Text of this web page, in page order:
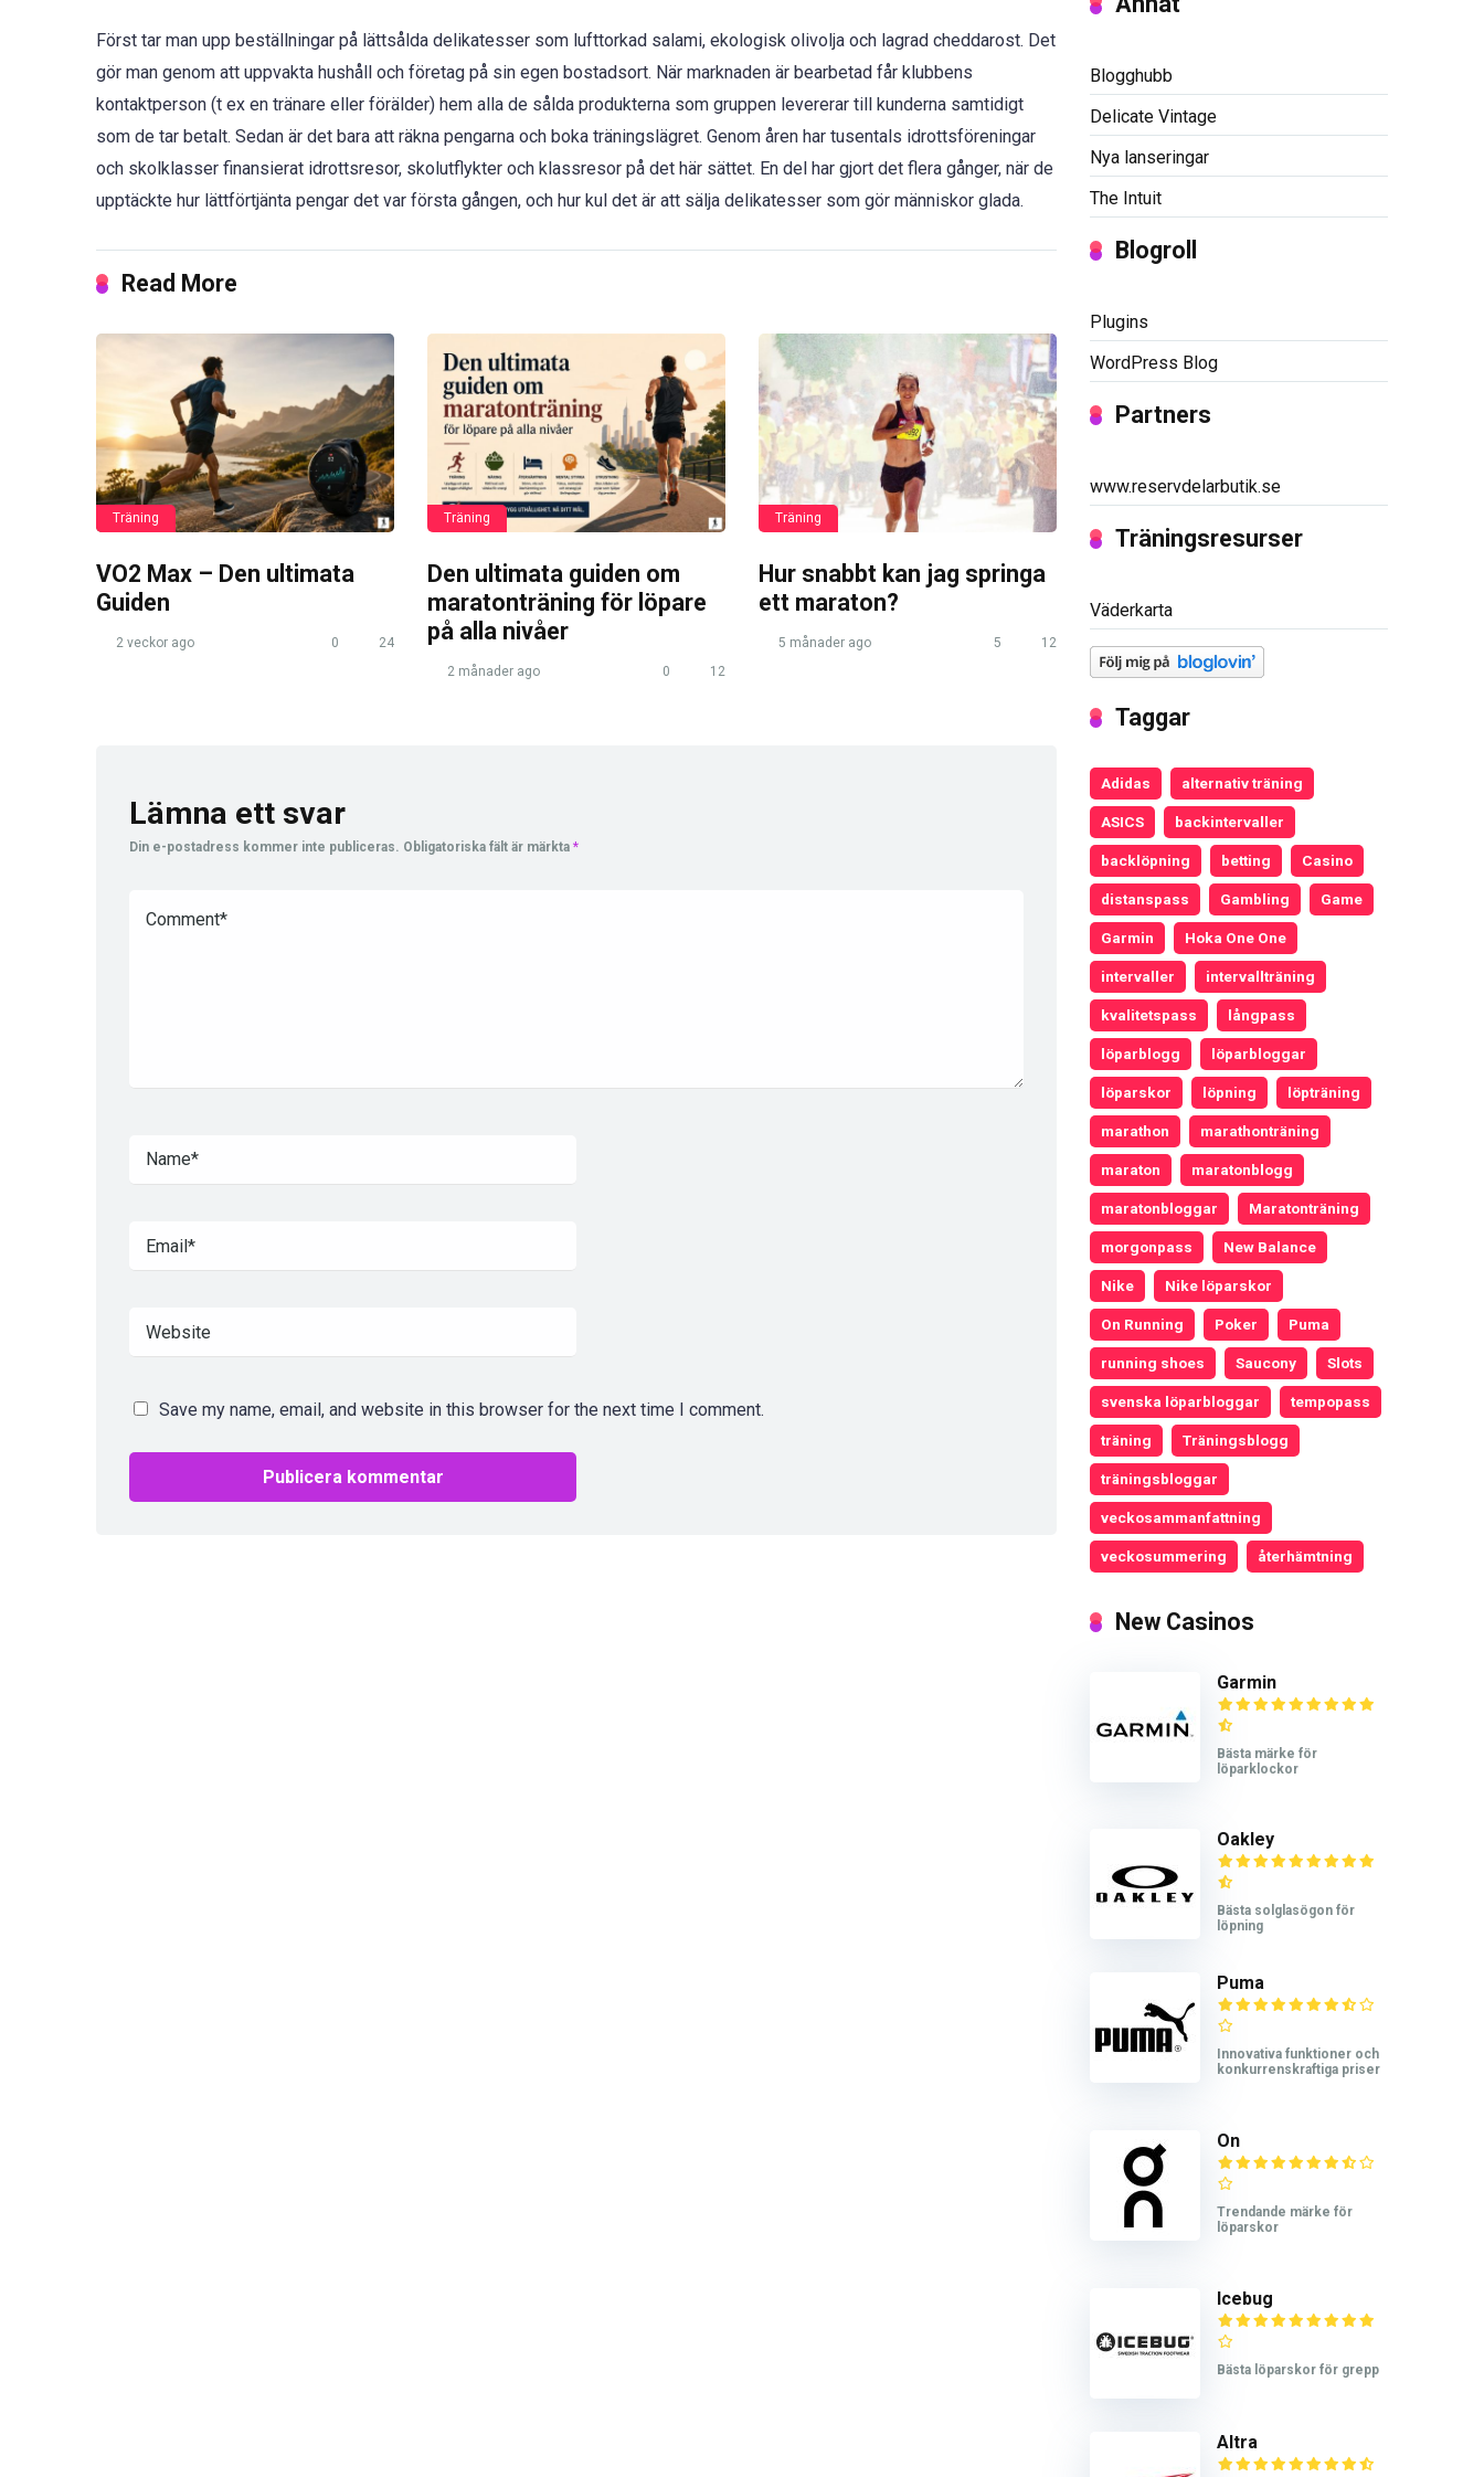
Först tar man upp beställningar på lättsålda delikatesser som lufttorkad salami, ekologisk olivolja och lagrad cheddarost. Det
gör man genom att uppvakta hushåll och företag på sin egen bostadsort. När marknaden är bearbetad får klubbens
kontaktperson (t ex en tränare eller förälder) hem alla de sålda produkterna som gruppen levererar till kunderna samtidigt
som de tar betalt. Sedan är det bara att räkna pengarna och boka träningslägret. Genom åren har tusentals idrottsföreningar
och skolklasser finansierat idrottsresor, skolutflykter och klassresor på det här sättet. En del har gjort det flera gånger, när de
upptäckte hur lättförtjänta pengar det var första gången, och hur kul det är att sälja delikatesser som gör människor glada.
Read More
Träning
VO2 Max – Den ultimata
Guiden
2 veckor ago 0 24
Träning
Den ultimata guiden om
maratonträning för löpare
på alla nivåer
2 månader ago 0 12
Träning
Hur snabbt kan jag springa
ett maraton?
5 månader ago 5 12
Lämna ett svar
Din e-postadress kommer inte publiceras. Obligatoriska fält är märkta *
Save my name, email, and website in this browser for the next time I comment.
Blogghubb
Delicate Vintage
Nya lanseringar
The Intuit
Blogroll
Plugins
WordPress Blog
Partners
www.reservdelarbutik.se
Träningsresurser
Väderkarta
Taggar
Adidas alternativ träning
ASICS backintervaller
backlöpning betting Casino
distanspass Gambling Game
Garmin Hoka One One
intervaller intervallträning
kvalitetspass långpass
löparblogg löparbloggar
löparskor löpning löpträning
marathon marathonträning
maraton maratonblogg
maratonbloggar Maratonträning
morgonpass New Balance
Nike Nike löparskor
On Running Poker Puma
running shoes Saucony Slots
svenska löparbloggar tempopass
träning Träningsblogg
träningsbloggar
veckosammanfattning
veckosummering återhämtning
New Casinos
Garmin
Bästa märke för
löparklockor
Oakley
Bästa solglasögon för
löpning
Puma
Innovativa funktioner och
konkurrenskraftiga priser
On
Trendande märke för
löparskor
Icebug
Bästa löparskor för grepp
Altra